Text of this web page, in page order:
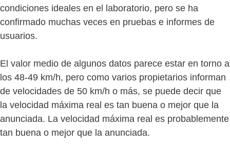
condiciones ideales en el laboratorio, pero se ha
confirmado muchas veces en pruebas e informes de
usuarios.
El valor medio de algunos datos parece estar en torno a
los 48-49 km/h, pero como varios propietarios informan
de velocidades de 50 km/h o más, se puede decir que
la velocidad máxima real es tan buena o mejor que la
anunciada. La velocidad máxima real es probablemente
tan buena o mejor que la anunciada.